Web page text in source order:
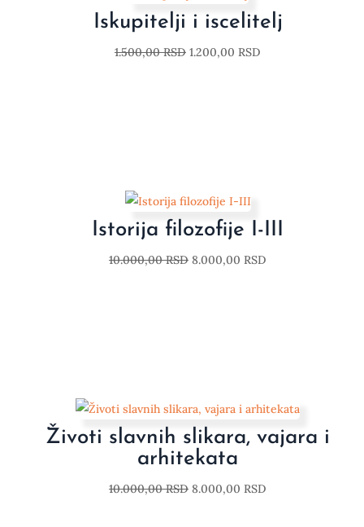
Iskupitelji i iscelitelj
1.500,00RSD 1.200,00 RSD
Istorija filozofije I-III
10.000,00RSD 8.000,00 RSD
Životi slavnih slikara, vajara i
arhitekata
10.000,00RSD 8.000,00 RSD